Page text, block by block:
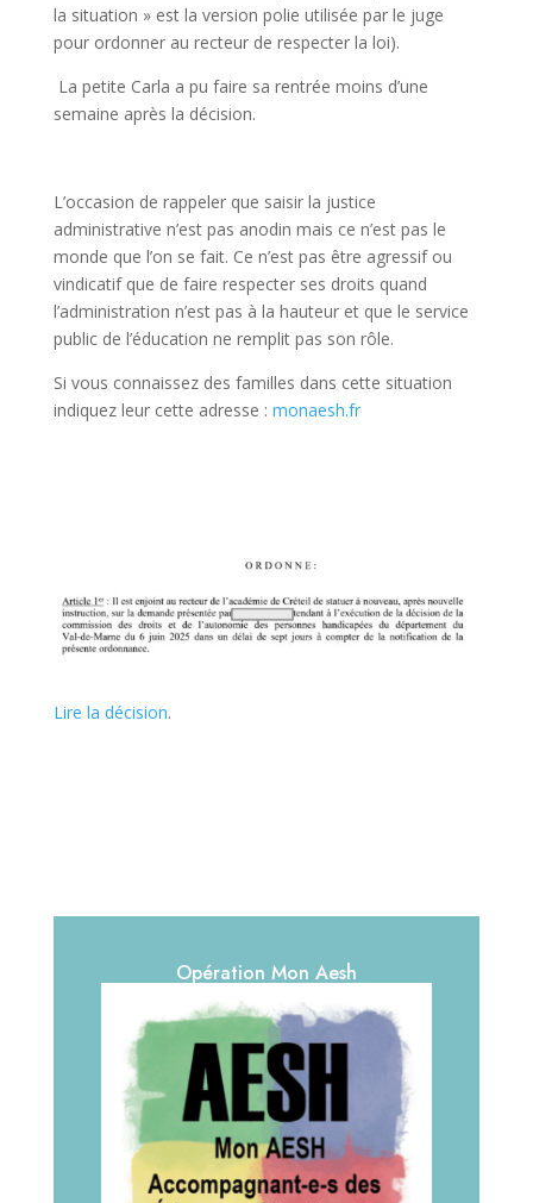
la situation » est la version polie utilisée par le juge
pour ordonner au recteur de respecter la loi).
La petite Carla a pu faire sa rentrée moins d’une
semaine après la décision.
L’occasion de rappeler que saisir la justice
administrative n’est pas anodin mais ce n’est pas le
monde que l’on se fait. Ce n’est pas être agressif ou
vindicatif que de faire respecter ses droits quand
l’administration n’est pas à la hauteur et que le service
public de l’éducation ne remplit pas son rôle.
Si vous connaissez des familles dans cette situation
indiquez leur cette adresse : monaesh.fr
Lire la décision.
Opération Mon Aesh